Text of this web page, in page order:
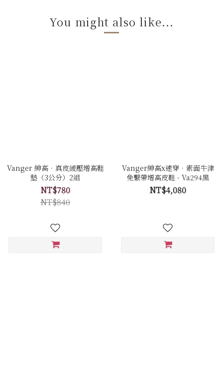
You might also like...
Vanger 紳高．真皮緩壓增高鞋
墊（3公分）2組
NT$780
NT$840
Vanger紳高x速穿．素面牛津
免繫帶增高皮鞋 - Va294黑
NT$4,080